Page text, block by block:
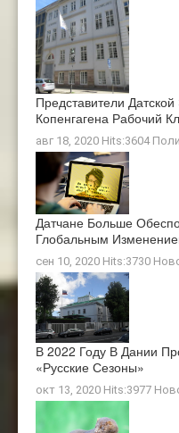
Представители
Копенгагена Рабочий
авг 18, 2020 Hits:3604
Датчане Больше
Глобальным
сен 10, 2020 Hits:3730
В 2022 Году В Дании
«Русские Сезоны»
окт 13, 2020 Hits:3977